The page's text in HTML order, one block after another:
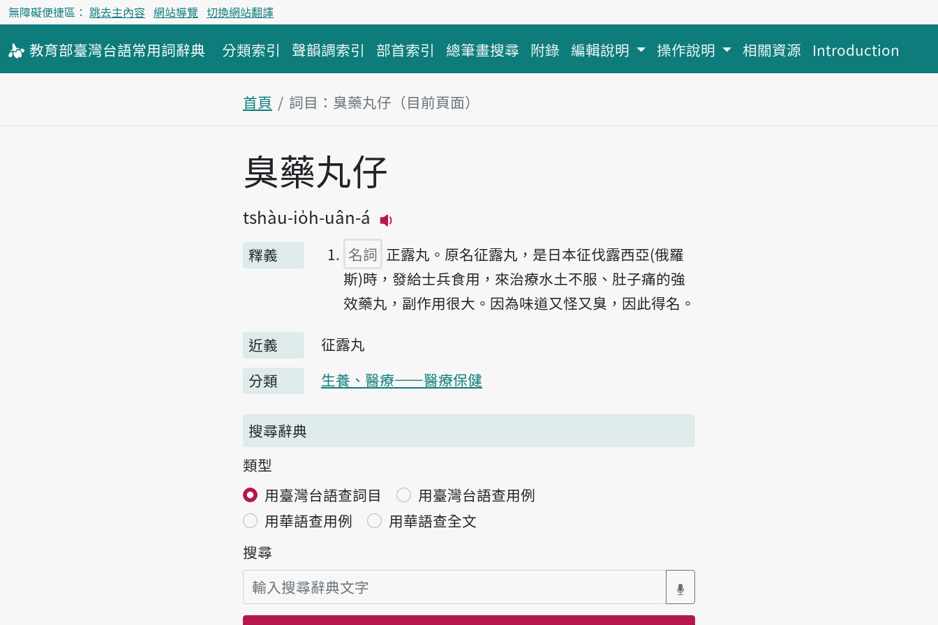
無障礙便捷區： 跳去主內容 網站導覽 切換網站翻譯
教育部臺灣台語常用詞辭典 分類索引 聲韻調索引 部首索引 總筆畫搜尋 附錄 編輯說明 操作說明 相關資源 Introduction
首頁 詞目：臭藥丸仔（目前頁面）
主內容區塊
臭藥丸仔
tshàu-io̍h-uân-á
釋義
名詞 正露丸。原名征露丸，是日本征伐露西亞(俄羅
斯)時，發給士兵食用，來治療水土不服、肚子痛的強
效藥丸，副作用很大。因為味道又怪又臭，因此得名。
近義
征露丸
分類
生養、醫療——醫療保健
搜尋辭典
類型
用臺灣台語查詞目
用臺灣台語查用例
用華語查用例
用華語查全文
搜尋